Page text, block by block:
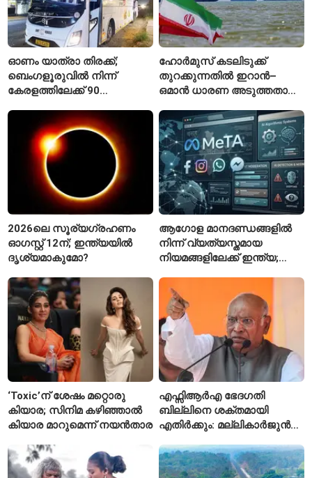
ഓണം യാത്രാ തിരക്ക്;
ബെംഗളൂരുവിൽ നിന്ന്
കേരളത്തിലേക്ക് 90
ഹോർമുസ് കടലിടുക്ക്
തുറക്കുന്നതിൽ ഇറാൻ–
ഒമാൻ ധാരണ അടുത്തതായി;
ടെഹ്റാൻ
2026ലെ സൂര്യഗ്രഹണം
ഓഗസ്റ്റ് 12ന്; ഇന്ത്യയിൽ
ദൃശ്യമാകുമോ?
ആഗോള മാനദണ്ഡങ്ങളിൽ
നിന്ന് വ്യത്യസ്തമായ
നിയമങ്ങളിലേക്ക് ഇന്ത്യ;
സമ്മർദം
‘Toxic’ന് ശേഷം മറ്റൊരു
കിയാര; സിനിമ കഴിഞ്ഞാൽ
കിയാര മാറുമെന്ന് നയൻതാര
എഫ്സിആർഎ ഭേദഗതി
ബില്ലിനെ ശക്തമായി
എതിർക്കും: മല്ലികാർജുൻ